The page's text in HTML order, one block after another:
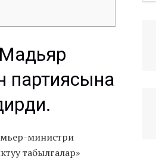
партиясына
министри
табылгалар»